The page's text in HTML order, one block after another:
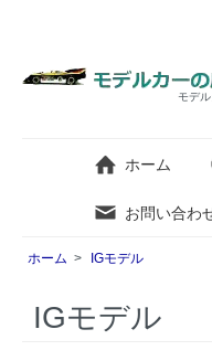
モデ
ホーム
お問い合わ
ホーム > IGモデル
IGモデル